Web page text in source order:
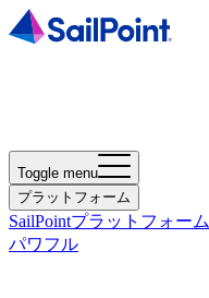
Toggle menu
プラットフォーム
SailPointプラットフォーム
パワフル